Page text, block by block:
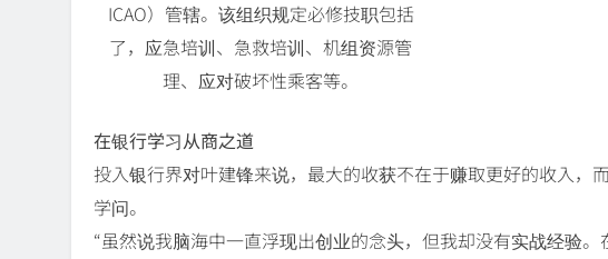
ICAO）管辖。该组织规定必修技职包括
了，应急培训、急救培训、机组资源管
理、应对破坏性乘客等。
在银行学习从商之道
投入银行界对叶建锋来说，最大的收获不在于赚取更好的收入，
学问。
“虽然说我脑海中一直浮现出创业的念头，但我却没有实战经验